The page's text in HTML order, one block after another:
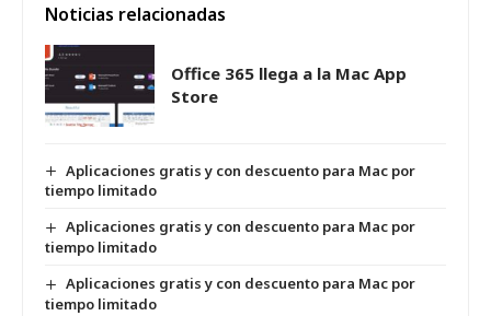
Noticias relacionadas
Office 365 llega a la Mac App
Store
Aplicaciones gratis y con descuento para Mac por
tiempo limitado
Aplicaciones gratis y con descuento para Mac por
tiempo limitado
Aplicaciones gratis y con descuento para Mac por
tiempo limitado